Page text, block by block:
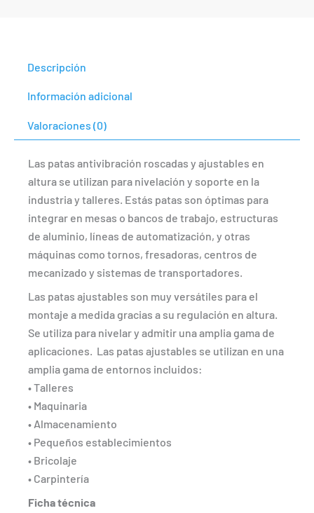
Descripción
Información adicional
Valoraciones (0)
Las patas antivibración roscadas y ajustables en
altura se utilizan para nivelación y soporte en la
industria y talleres. Estás patas son óptimas para
integrar en mesas o bancos de trabajo, estructuras
de aluminio, líneas de automatización, y otras
máquinas como tornos, fresadoras, centros de
mecanizado y sistemas de transportadores.
Las patas ajustables son muy versátiles para el
montaje a medida gracias a su regulación en altura.
Se utiliza para nivelar y admitir una amplia gama de
aplicaciones. Las patas ajustables se utilizan en una
amplia gama de entornos incluidos:
• Talleres
• Maquinaria
• Almacenamiento
• Pequeños establecimientos
• Bricolaje
• Carpintería
Ficha técnica